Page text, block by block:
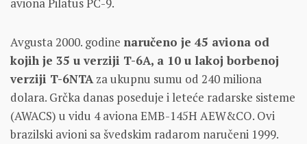
Avgusta 2000. godine naručeno je 45 aviona od
kojih je 35 u verziji T-6A, a 10 u lakoj borbenoj
verziji T-6NTAza ukupnu sumu od 240 miliona
dolara. Grčka danas poseduje i leteće radarske sisteme
(AWACS) u vidu 4 aviona EMB-145H AEW&CO. Ovi
brazilski avioni sa švedskim radarom naručeni 1999.